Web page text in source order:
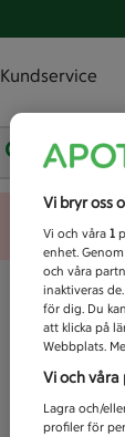
Kundservice
Vad letar
Vi bryr oss
Vi och våra 1
enhet.
och våra
inaktiveras
för dig. Du
att klicka på
Webbplats.
Vi och
Lagra och/
profiler för